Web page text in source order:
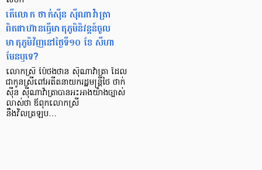
តើលោក ថាក់ស៊ីន ស៊ីណាវ៉ាត្រា
ពិតជាហ៊ានធ្វើមាតុភូមិនិវន្តន៍ចូល
មាតុភូមិវិញនៅថ្ងៃទី១០ ខែ សីហា
មែនឫទេ?
លោកស្រី ប៉ៃថងថាន ស៊ីណាវ៉ាត្រា ដែល
ជាកូនស្រីពៅអតីតនាយករដ្ឋមន្រ្តីថៃ ថាក់
ស៊ីន ស៊ីណាវ៉ាត្រាបានអះអាងយ៉ាងច្បាស់
លាស់ថា ឪពុកលោកស្រី
នឹងវិលត្រឡប…